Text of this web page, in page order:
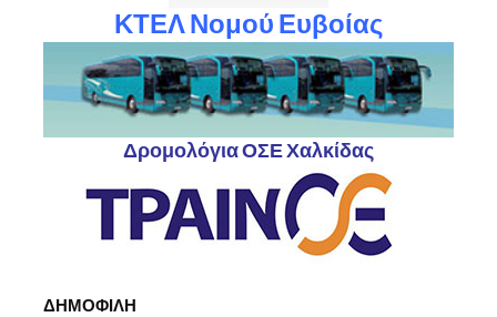
ΚΤΕΛ Νομού Ευβοίας
Δρομολόγια ΟΣΕ Χαλκίδας
ΔΗΜΟΦΙΛΗ